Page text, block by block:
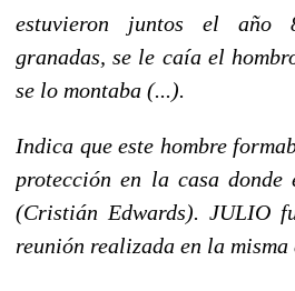
estuvieron juntos el año
granadas, se le caía el
se lo montaba (...).
Indica que este hombre
protección en la casa donde
(Cristián Edwards). JULIO
reunión realizada en la misma